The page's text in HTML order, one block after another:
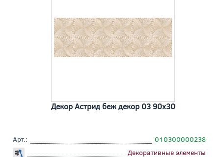
Декор Астрид беж декор 03 90x30
Арт.:
010300000238
Декоративные элементы